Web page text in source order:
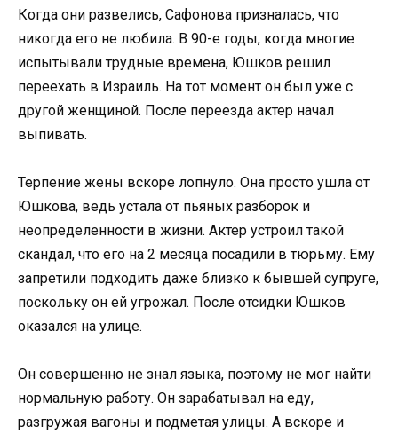
Когда они развелись, Сафонова призналась, что
никогда его не любила. В 90-е годы, когда многие
испытывали трудные времена, Юшков решил
переехать в Израиль. На тот момент он был уже с
другой женщиной. После переезда актер начал
выпивать.
Терпение жены вскоре лопнуло. Она просто ушла от
Юшкова, ведь устала от пьяных разборок и
неопределенности в жизни. Актер устроил такой
скандал, что его на 2 месяца посадили в тюрьму. Ему
запретили подходить даже близко к бывшей супруге,
поскольку он ей угрожал. После отсидки Юшков
оказался на улице.
Он совершенно не знал языка, поэтому не мог найти
нормальную работу. Он зарабатывал на еду,
разгружая вагоны и подметая улицы. А вскоре и